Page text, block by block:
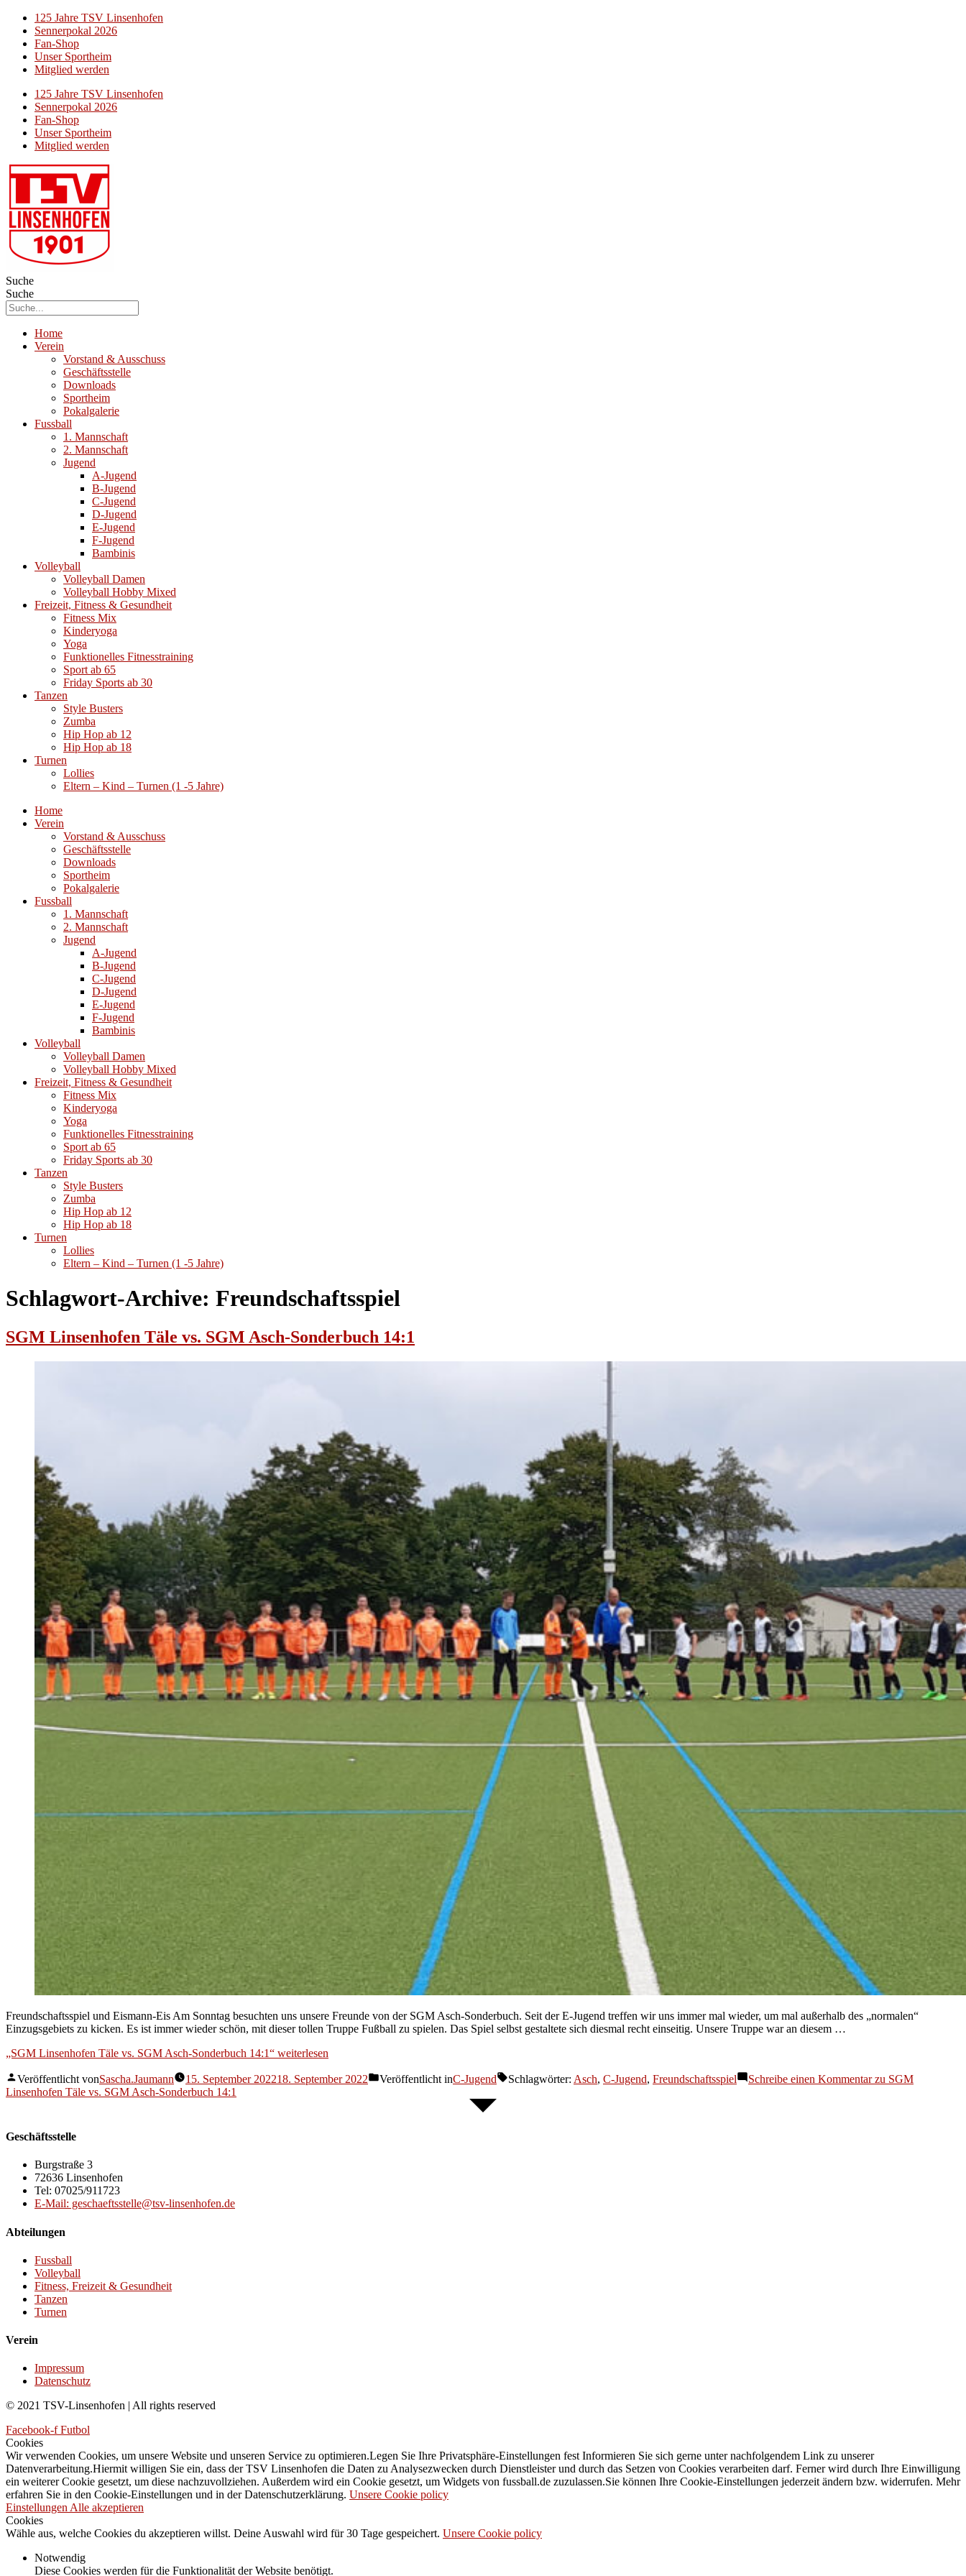
125 Jahre TSV Linsenhofen
Sennerpokal 2026
Fan-Shop
Unser Sportheim
Mitglied werden
125 Jahre TSV Linsenhofen
Sennerpokal 2026
Fan-Shop
Unser Sportheim
Mitglied werden
Suche
Suche
Home
Verein
Vorstand & Ausschuss
Geschäftsstelle
Downloads
Sportheim
Pokalgalerie
Fussball
1. Mannschaft
2. Mannschaft
Jugend
A-Jugend
B-Jugend
C-Jugend
D-Jugend
E-Jugend
F-Jugend
Bambinis
Volleyball
Volleyball Damen
Volleyball Hobby Mixed
Freizeit, Fitness & Gesundheit
Fitness Mix
Kinderyoga
Yoga
Funktionelles Fitnesstraining
Sport ab 65
Friday Sports ab 30
Tanzen
Style Busters
Zumba
Hip Hop ab 12
Hip Hop ab 18
Turnen
Lollies
Eltern – Kind – Turnen (1 -5 Jahre)
Home
Verein
Vorstand & Ausschuss
Geschäftsstelle
Downloads
Sportheim
Pokalgalerie
Fussball
1. Mannschaft
2. Mannschaft
Jugend
A-Jugend
B-Jugend
C-Jugend
D-Jugend
E-Jugend
F-Jugend
Bambinis
Volleyball
Volleyball Damen
Volleyball Hobby Mixed
Freizeit, Fitness & Gesundheit
Fitness Mix
Kinderyoga
Yoga
Funktionelles Fitnesstraining
Sport ab 65
Friday Sports ab 30
Tanzen
Style Busters
Zumba
Hip Hop ab 12
Hip Hop ab 18
Turnen
Lollies
Eltern – Kind – Turnen (1 -5 Jahre)
Schlagwort-Archive: Freundschaftsspiel
SGM Linsenhofen Täle vs. SGM Asch-Sonderbuch 14:1
Freundschaftsspiel und Eismann-Eis Am Sonntag besuchten uns unsere Freunde von der SGM Asch-Sonderbuch. Seit der E-Jugend treffen wir uns immer mal wieder, um mal außerhalb des „normalen“
Einzugsgebiets zu kicken. Es ist immer wieder schön, mit dieser tollen Truppe Fußball zu spielen. Das Spiel selbst gestaltete sich diesmal recht einseitig. Unsere Truppe war an diesem …
„SGM Linsenhofen Täle vs. SGM Asch-Sonderbuch 14:1“ weiterlesen
Veröffentlicht vonSascha.Jaumann 15. September 202218. September 2022 Veröffentlicht inC-Jugend Schlagwörter: Asch, C-Jugend, Freundschaftsspiel Schreibe einen Kommentarzu SGM
Linsenhofen Täle vs. SGM Asch-Sonderbuch 14:1
Geschäftsstelle
Burgstraße 3
72636 Linsenhofen
Tel: 07025/911723
E-Mail: geschaeftsstelle@tsv-linsenhofen.de
Abteilungen
Fussball
Volleyball
Fitness, Freizeit & Gesundheit
Tanzen
Turnen
Verein
Impressum
Datenschutz
© 2021 TSV-Linsenhofen | All rights reserved
Facebook-f Futbol
Cookies
Wir verwenden Cookies, um unsere Website und unseren Service zu optimieren.Legen Sie Ihre Privatsphäre-Einstellungen fest Informieren Sie sich gerne unter nachfolgendem Link zu unserer
Datenverarbeitung.Hiermit willigen Sie ein, dass der TSV Linsenhofen die Daten zu Analysezwecken durch Dienstleister und durch das Setzen von Cookies verarbeiten darf. Ferner wird durch Ihre Einwilligung
ein weiterer Cookie gesetzt, um diese nachzuvollziehen. Außerdem wird ein Cookie gesetzt, um Widgets von fussball.de zuzulassen.Sie können Ihre Cookie-Einstellungen jederzeit ändern bzw. widerrufen. Mehr
erfahren Sie in den Cookie-Einstellungen und in der Datenschutzerklärung. Unsere Cookie policy
Einstellungen Alle akzeptieren
Cookies
Wähle aus, welche Cookies du akzeptieren willst. Deine Auswahl wird für 30 Tage gespeichert. Unsere Cookie policy
Notwendig
Diese Cookies werden für die Funktionalität der Website benötigt.